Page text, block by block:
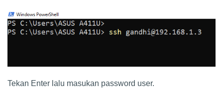
Tekan Enter lalu masukan password user.